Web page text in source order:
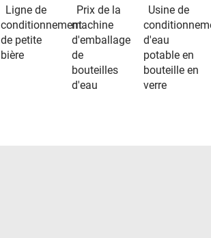
Ligne de
conditionnement
de petite
bière
Prix de la
machine
d'emballage
de
bouteilles
d'eau
Usine de
d'eau
potable en
bouteille en
verre